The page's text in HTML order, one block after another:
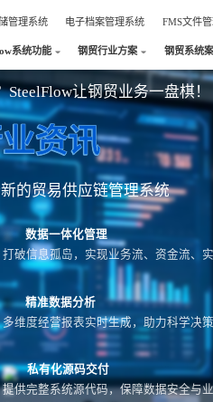
管理系统 电子档案管理系统 FMS文件
系统功能 钢贸行业方案 钢贸系统
让钢贸业务一盘棋！
资讯
的贸易供应链管理系统
数据一体化管理
打破信息孤岛，实现业务流、资金流、
精准数据分析
多维度经营报表实时生成，助力科学决
私有化源码交付
提供完整系统源代码，保障数据安全与